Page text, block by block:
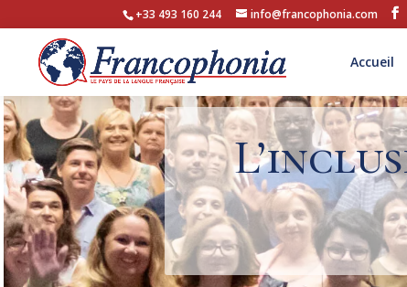
+33 493 160 244 info@francophonia.com
Accueil